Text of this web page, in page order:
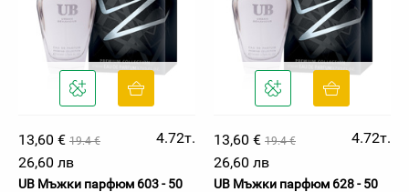
13,60 € 19.4 €
4.72т.
26,60 лв
UB Мъжки парфюм 603 - 50
13,60 € 19.4 €
4.72т.
26,60 лв
UB Мъжки парфюм 628 - 50